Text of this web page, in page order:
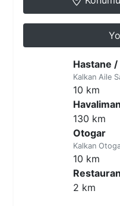
Hastane /
Kalkan Aile
10 km
130 km
Otogar
Kalkan
10 km
2 km